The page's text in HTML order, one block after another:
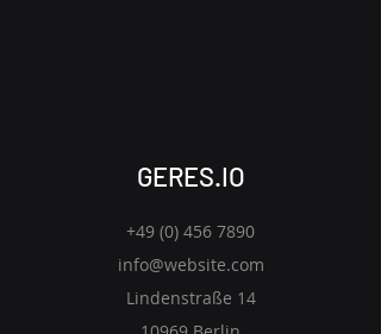
GERES.IO
+49 (0) 456 7890
info@website.com
Lindenstraße 14